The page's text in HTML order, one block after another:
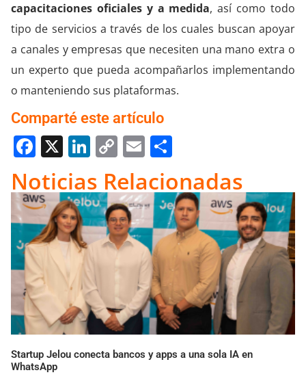
capacitaciones oficiales y a medida, así como todo
tipo de servicios a través de los cuales buscan apoyar
a canales y empresas que necesiten una mano extra o
un experto que pueda acompañarlos implementando
o manteniendo sus plataformas.
Comparté este artículo
Facebook
X LinkedIn
Copy
Link
Email
Noticias Relacionadas
Startup Jelou conecta bancos y apps a una sola IA en
WhatsApp